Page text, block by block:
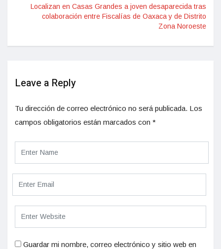
Localizan en Casas Grandes a joven desaparecida tras
colaboración entre Fiscalías de Oaxaca y de Distrito
Zona Noroeste
Leave a Reply
Tu dirección de correo electrónico no será publicada. Los
campos obligatorios están marcados con *
Guardar mi nombre, correo electrónico y sitio web en